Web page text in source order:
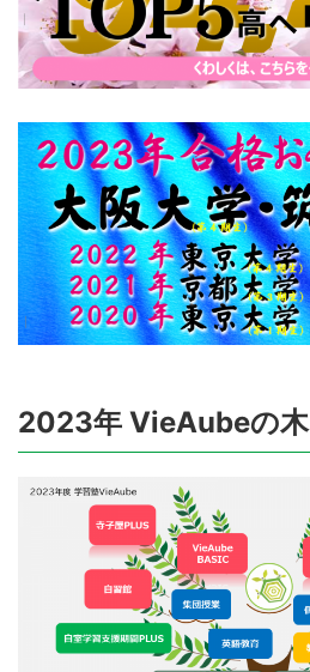
2023年 VieAubeの木